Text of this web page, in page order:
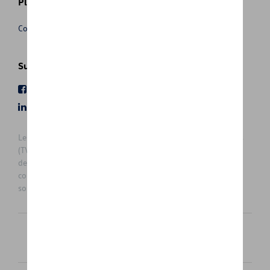
Conditions de vente
Suivez nous
Les prix affichés sur le présent site sont des prix recommandés
(TVAc), hors éventuels frais de montage. Pour connaitre le prix
de vente actuel et les éventuels frais de montage, veuillez
contacter votre concessionnaire/agent. Les prix recommandés
sont sujets à des changements sans préavis.